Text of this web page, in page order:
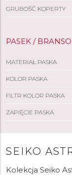
GRUBOŚĆ KOPERTY
PASEK /
MATERIAŁ PASKA
KOLOR PASKA
FILTR KOLOR PASKA
ZAPIĘCIE PASKA
SEIKO
Kolekcja Seiko